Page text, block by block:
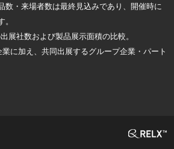
数・来場者数は最終見込みであり、開催時に
展社数および製品展示面積の比較。
に加え、共同出展するグループ企業・パート